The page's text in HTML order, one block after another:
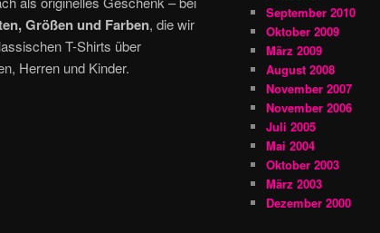
Größen und Farben, die wir
T-Shirts über
Herren und Kinder.
September 2010
Oktober 2009
März 2009
August 2008
November 2007
November 2006
Juli 2005
Mai 2004
Oktober 2003
März 2003
Dezember 2000